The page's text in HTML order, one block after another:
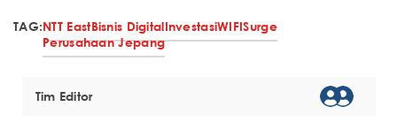
TAG:NTT EastBisnis DigitalInvestasiWIFISurge
Perusahaan Jepang
Tim Editor